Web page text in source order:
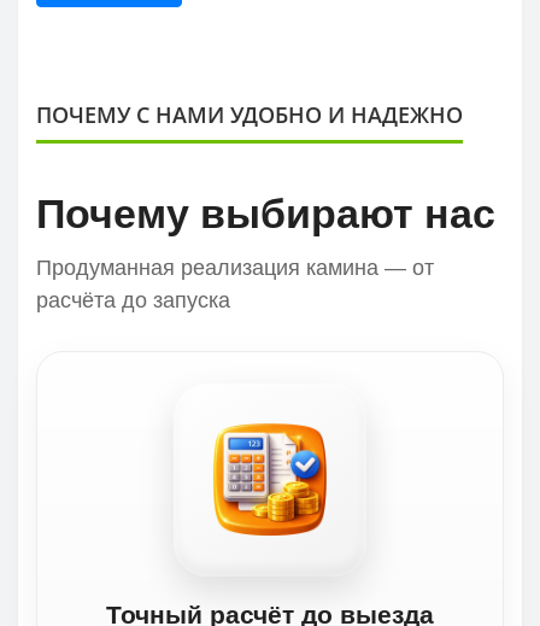
ПОЧЕМУ С НАМИ УДОБНО И НАДЕЖНО
Почему выбирают нас
Продуманная реализация камина — от
расчёта до запуска
Точный расчёт до выезда